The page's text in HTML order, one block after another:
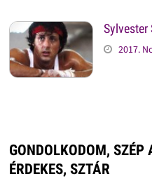
Sylvester
2017.
GONDOLKODOM,
ÉRDEKES, SZTÁR